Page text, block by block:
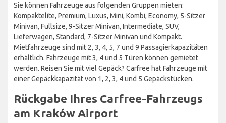
Sie können Fahrzeuge aus folgenden Gruppen mieten:
Kompaktelite, Premium, Luxus, Mini, Kombi, Economy, 5-Sitzer
Minivan, Fullsize, 9-Sitzer Minivan, Intermediate, SUV,
Lieferwagen, Standard, 7-Sitzer Minivan und Kompakt.
Mietfahrzeuge sind mit 2, 3, 4, 5, 7 und 9 Passagierkapazitäten
erhältlich. Fahrzeuge mit 3, 4 und 5 Türen können gemietet
werden. Reisen Sie mit viel Gepäck? Carfree hat Fahrzeuge mit
einer Gepäckkapazität von 1, 2, 3, 4 und 5 Gepäckstücken.
Rückgabe Ihres Carfree-Fahrzeugs
am Kraków Airport